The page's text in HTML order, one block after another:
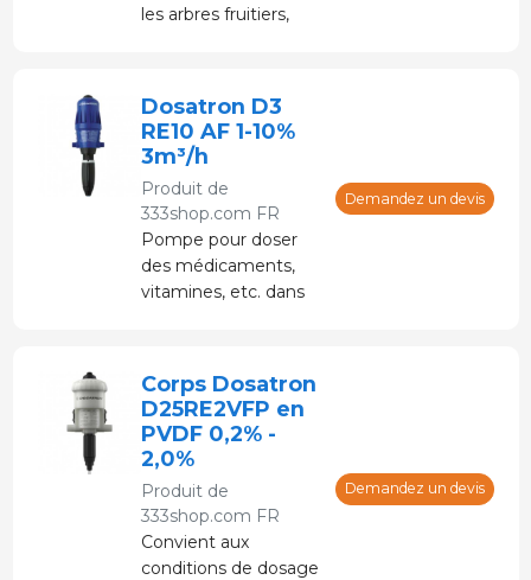
les arbres fruitiers,
électricité.
Dosatron D3
RE10 AF 1-10%
3m³/h
Produit de
333shop.com FR
Pompe pour doser
des médicaments,
vitamines, etc. dans
électricité.
Demandez un devis
Corps Dosatron
D25RE2VFP en
PVDF 0,2% -
2,0%
Produit de
333shop.com FR
Convient aux
conditions de dosage
Demandez un devis